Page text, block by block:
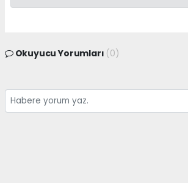
Okuyucu Yorumları (0)